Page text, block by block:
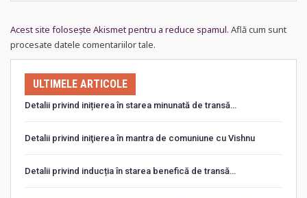
Acest site folosește Akismet pentru a reduce spamul. Află cum sunt
procesate datele comentariilor tale.
ULTIMELE ARTICOLE
Detalii privind inițierea în starea minunată de transă…
Detalii privind iniţierea în mantra de comuniune cu Vishnu
Detalii privind inducția în starea benefică de transă…